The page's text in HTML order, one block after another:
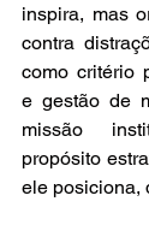
inspira, mas
contra
como critério
e gestão de
missão
propósito
ele posiciona,